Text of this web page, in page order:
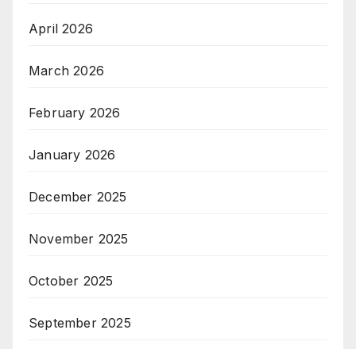
April 2026
March 2026
February 2026
January 2026
December 2025
November 2025
October 2025
September 2025